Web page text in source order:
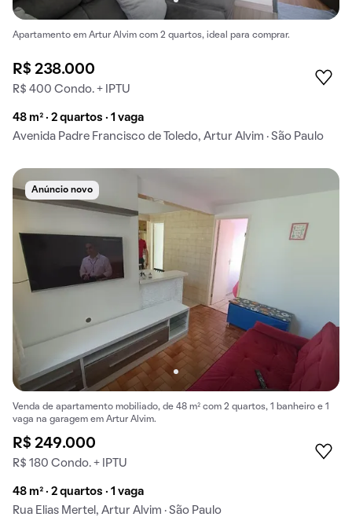
Apartamento em Artur Alvim com 2 quartos, ideal para comprar.
R$ 238.000
R$ 400 Condo. + IPTU
48 m² · 2 quartos · 1 vaga
Avenida Padre Francisco de Toledo, Artur Alvim · São Paulo
Anúncio novo
Venda de apartamento mobiliado, de 48 m² com 2 quartos, 1 banheiro e 1
vaga na garagem em Artur Alvim.
R$ 249.000
R$ 180 Condo. + IPTU
48 m² · 2 quartos · 1 vaga
Rua Elias Mertel, Artur Alvim · São Paulo